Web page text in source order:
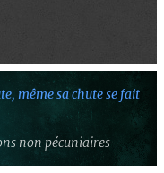
même sa chute se fait
non pécuniaires